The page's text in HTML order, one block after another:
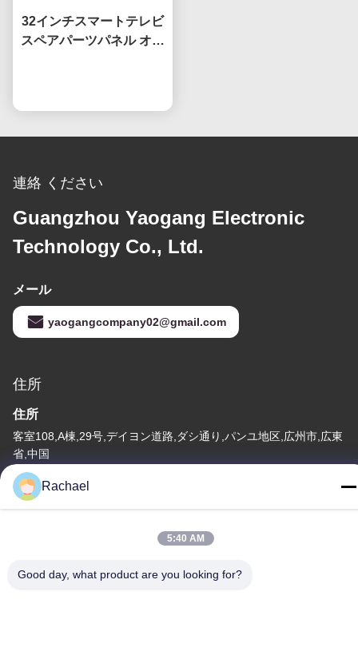
32インチスマートテレビ
スペアパーツパネル オー
連絡 ください
Guangzhou Yaogang Electronic
Technology Co., Ltd.
メール
yaogangcompany02@gmail.com
住所
住所
客室108,A棟,29号,デイヨン道路,ダシ通り,パンユ地区,広州市,広東
省,中国
テレ
0086-15112103717
Rachael
5:40 AM
Good day, what product are you looking for?